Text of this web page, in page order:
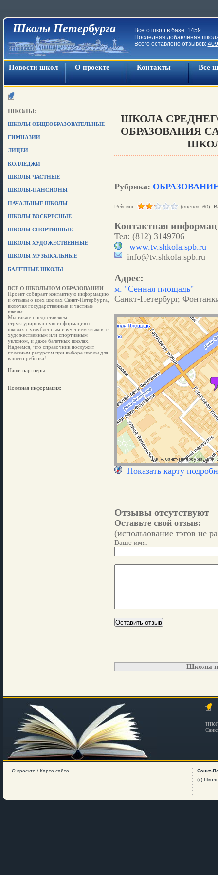
Школы Петербурга Всего школ в базе: 1459.
Последняя добавленая
Всего оставлено отзывов:
Новости школ О проекте Контакты Все
ШКОЛЫ:
ШКОЛЫ ОБЩЕОБРАЗОВАТЕЛЬНЫЕ
ГИМНАЗИИ
ЛИЦЕИ
КОЛЛЕДЖИ
ШКОЛЫ ЧАСТНЫЕ
ШКОЛЫ-ПАНСИОНЫ
НАЧАЛЬНЫЕ ШКОЛЫ
ШКОЛЫ ВОСКРЕСНЫЕ
ШКОЛЫ СПОРТИВНЫЕ
ШКОЛЫ ХУДОЖЕСТВЕННЫЕ
ШКОЛЫ МУЗЫКАЛЬНЫЕ
БАЛЕТНЫЕ ШКОЛЫ
ВСЕ О ШКОЛЬНОМ ОБРАЗОВАНИИ
Проект собирает контактную информацию
и отзывы о всех школах Санкт-Петербурга,
включая государственные и частные
школы.
Мы также предоставляем
структурированную информацию о
школах с углубленным изучением языков, с
художественным или спортивным
уклоном, и даже балетных школах.
Надеемся, что справочник послужит
полезным ресурсом при выборе школы для
вашего ребенка!
Наши партнеры
Полезная информация:
ШКОЛА
ОБРАЗОВАНИЯ
Рубрика:
Рейтинг: (оценок: 60).
Контактная
Тел: (812) 3149706
www.tv.shkola.spb.ru
info@tv.shkola.spb.ru
Адрес:
м. "Сенная площадь"
Санкт-Петербург,
Показать карту
Отзывы отсутствуют
Оставьте свой отзыв:
(использование тэгов не
Ваше имя:
Школы
О проекте / Карта сайта
Санкт-
(c)